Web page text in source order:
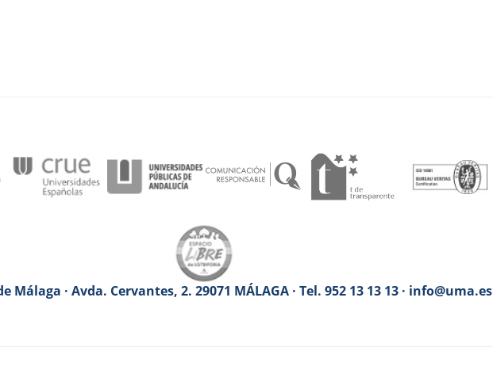
Málaga · Avda. Cervantes, 2. 29071 MÁLAGA · Tel. 952 13 13 13 · info@uma.es